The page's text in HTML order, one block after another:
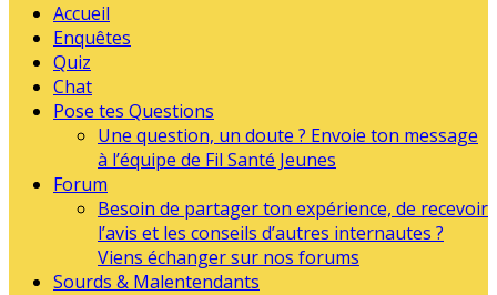
Accueil
Enquêtes
Quiz
Chat
Pose tes Questions
Une question, un doute ? Envoie ton message
à l’équipe de Fil Santé Jeunes
Forum
Besoin de partager ton expérience, de recevoir
l’avis et les conseils d’autres internautes ?
Viens échanger sur nos forums
Sourds & Malentendants